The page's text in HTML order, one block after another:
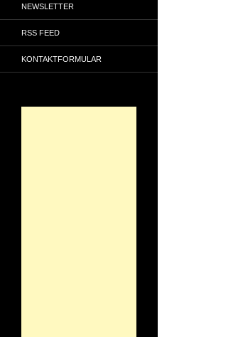
NEWSLETTER
RSS FEED
KONTAKTFORMULAR